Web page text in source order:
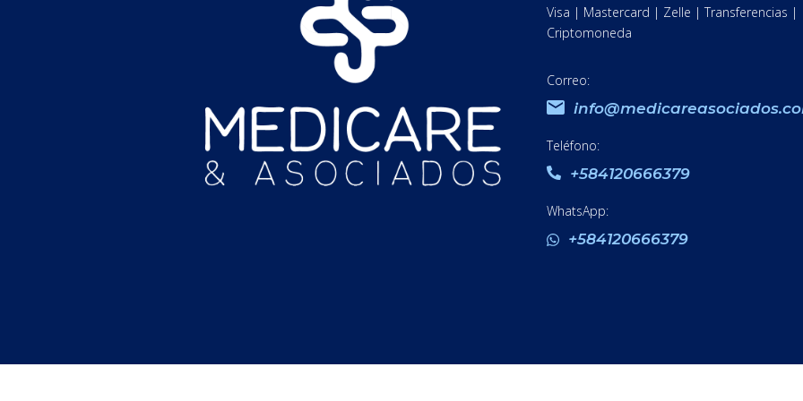
Visa | Mastercard | Zelle | Transferencias |
Criptomoneda
Correo:
Teléfono:
+584120666379
WhatsApp:
+584120666379